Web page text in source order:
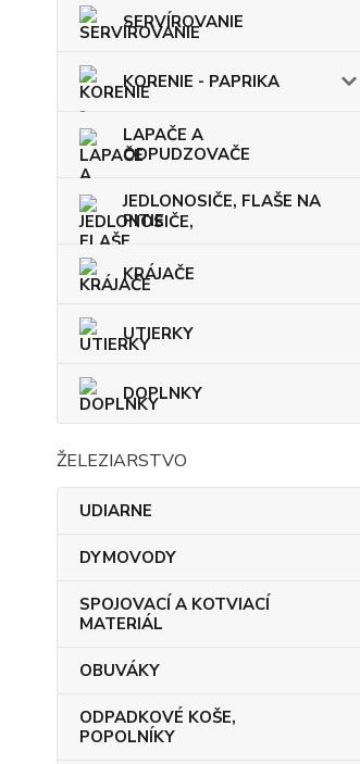
SERVÍROVANIE
KORENIE - PAPRIKA
LAPAČE A
ODPUDZOVAČE
JEDLONOSIČE, FLAŠE NA
PITIE
KRÁJAČE
UTIERKY
DOPLNKY
ŽELEZIARSTVO
UDIARNE
DYMOVODY
SPOJOVACÍ A KOTVIACÍ
MATERIÁL
OBUVÁKY
ODPADKOVÉ KOŠE,
POPOLNÍKY